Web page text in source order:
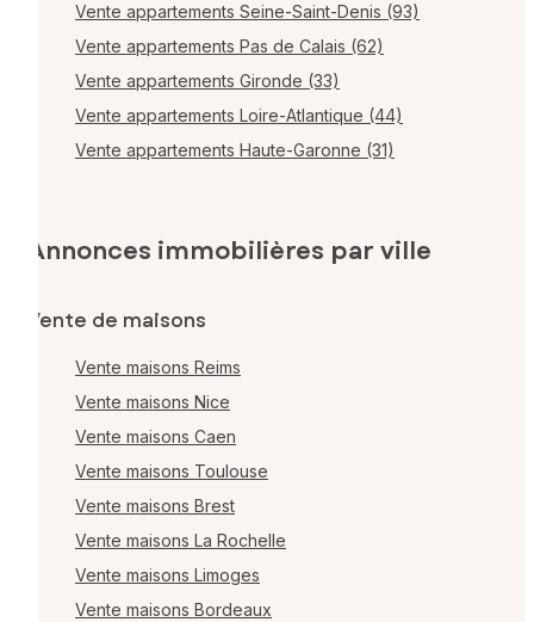
Vente appartements Seine-Saint-Denis (93)
Vente appartements Pas de Calais (62)
Vente appartements Gironde (33)
Vente appartements Loire-Atlantique (44)
Vente appartements Haute-Garonne (31)
Annonces immobilières par ville
Vente de maisons
Vente maisons Reims
Vente maisons Nice
Vente maisons Caen
Vente maisons Toulouse
Vente maisons Brest
Vente maisons La Rochelle
Vente maisons Limoges
Vente maisons Bordeaux